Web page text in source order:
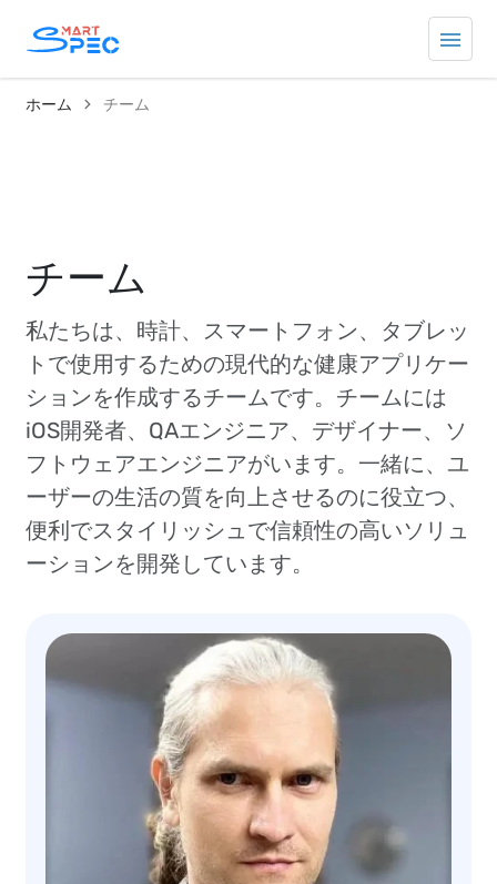
ホーム チーム
チーム
私たちは、時計、スマートフォン、タブレッ
トで使用するための現代的な健康アプリケー
ションを作成するチームです。チームには
iOS開発者、QAエンジニア、デザイナー、ソ
フトウェアエンジニアがいます。一緒に、ユ
ーザーの生活の質を向上させるのに役立つ、
便利でスタイリッシュで信頼性の高いソリュ
ーションを開発しています。